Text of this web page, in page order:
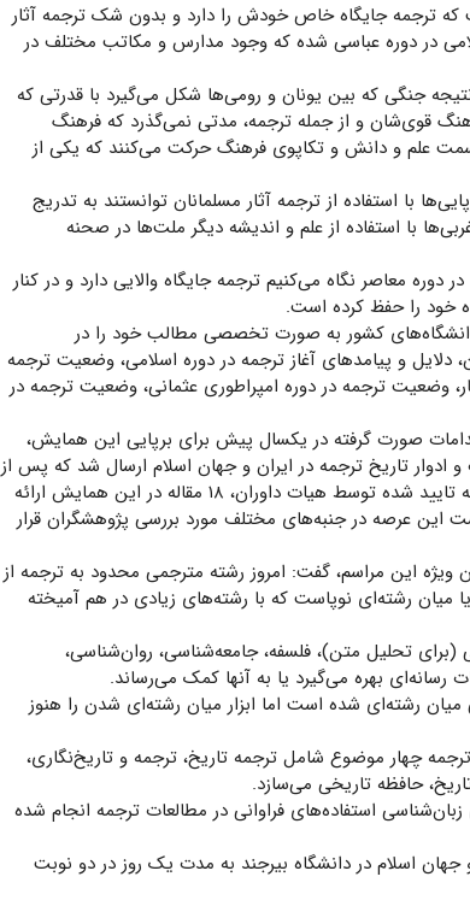
ترجمه جایگاه خاص خودش را دارد و بدون شک ترجمه آثار
در دوره عباسی شده که وجود مدارس و مکاتب مختلف در
در سال ۱۴۱ پیش از میلاد در نتیجه جنگی که بین یونان و رومی‌ها شکل می‌گیرد با قدرتی که
قوی‌شان و از جمله ترجمه، مدتی نمی‌گذرد که فرهنگ
علم و دانش و تکاپوی فرهنگ حرکت می‌کنند که یکی از
با استفاده از ترجمه آثار مسلمانان توانستند به تدریج
با استفاده از علم و اندیشه دیگر ملت‌ها در صحنه
دوره معاصر نگاه می‌کنیم ترجمه جایگاه والایی دارد و در کنار
خود را حفظ کرده است.
کشور به صورت تخصصی مطالب خود را در
و پیامدهای آغاز ترجمه در دوره اسلامی، وضعیت ترجمه
وضعیت ترجمه در دوره امپراطوری عثمانی، وضعیت ترجمه در
صورت گرفته در یکسال پیش برای برپایی این همایش،
و ادوار تاریخ ترجمه در ایران و جهان اسلام ارسال شد که پس از
داوری ۳۵ مقاله مورد تایید قرار گرفت و از مجموع ۳۵ مقاله تایید شده توسط هیات داوران، ۱۸ مقاله در این همایش ارائه
عرصه در جنبه‌های مختلف مورد بررسی پژوهشگران قرار
ویژه این مراسم، گفت: امروز رشته مترجمی محدود به ترجمه از
میان رشته‌ای نوپاست که با رشته‌های زیادی در هم آمیخته
(برای تحلیل متن)، فلسفه، جامعه‌شناسی، روان‌شناسی،
رسانه‌ای بهره می‌گیرد یا به آنها کمک می‌رساند.
رشته‌ای شده است اما ابزار میان رشته‌ای شدن را هنوز
چهار موضوع شامل ترجمه تاریخ، ترجمه و تاریخ‌نگاری،
حافظه تاریخی می‌سازد.
استفاده‌های فراوانی در مطالعات ترجمه انجام شده
اسلام در دانشگاه بیرجند به مدت یک روز در دو نوبت